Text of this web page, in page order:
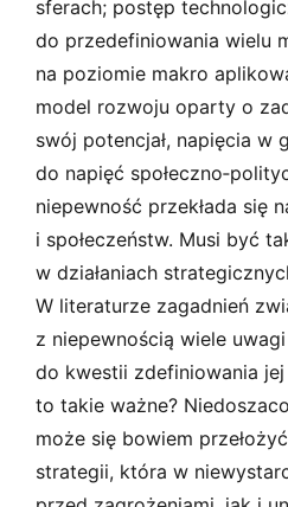
sferach; postęp
do przedefiniowania wielu
na poziomie makro
model rozwoju oparty o
swój potencjał, napięcia w
do napięć
niepewność przekłada się
i społeczeństw. Musi być
w działaniach
W literaturze zagadnień
z niepewnością wiele
do kwestii zdefiniowania
to takie ważne?
może się bowiem
strategii, która w